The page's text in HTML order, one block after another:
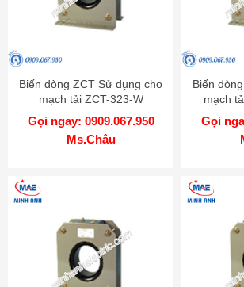
Biến dòng ZCT Sử dụng cho
mạch tải ZCT-323-W
Mitsubishi
Gọi ngay: 0909.067.950
Ms.Châu
Biến
mạch
Gọi